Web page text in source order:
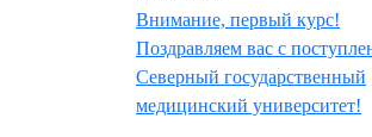
Внимание, первый курс!
Поздравляем вас с
Северный государственный
медицинский университет!